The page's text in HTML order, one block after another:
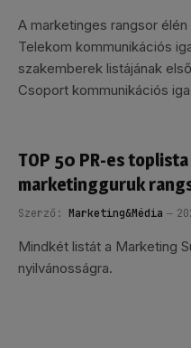
A marketinges rangsor
Telekom kommunikációs
szakemberek listájának
Csoport kommunikációs
TOP 50 PR-es
marketingguruk
Szerző: Marketing&Média
Mindkét listát a Marketing
nyilvánosságra.